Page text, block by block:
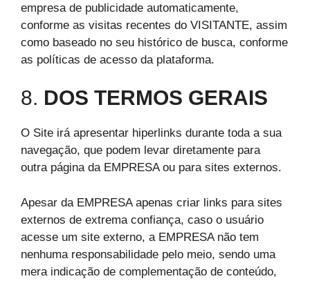
empresa de publicidade automaticamente,
conforme as visitas recentes do VISITANTE, assim
como baseado no seu histórico de busca, conforme
as políticas de acesso da plataforma.
8. DOS TERMOS GERAIS
O Site irá apresentar hiperlinks durante toda a sua
navegação, que podem levar diretamente para
outra página da EMPRESA ou para sites externos.
Apesar da EMPRESA apenas criar links para sites
externos de extrema confiança, caso o usuário
acesse um site externo, a EMPRESA não tem
nenhuma responsabilidade pelo meio, sendo uma
mera indicação de complementação de conteúdo,